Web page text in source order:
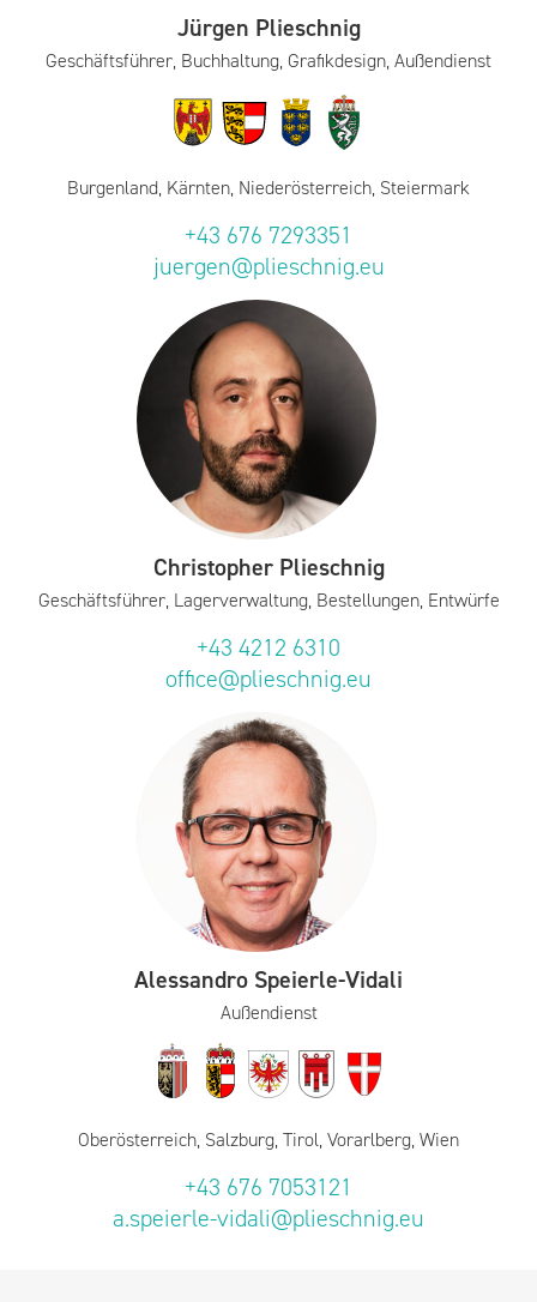
Jürgen Plieschnig
Geschäftsführer, Buchhaltung, Grafikdesign, Außendienst
Burgenland, Kärnten, Niederösterreich, Steiermark
+43 676 7293351
juergen@plieschnig.eu
Christopher Plieschnig
Geschäftsführer, Lagerverwaltung, Bestellungen, Entwürfe
+43 4212 6310
office@plieschnig.eu
Alessandro Speierle-Vidali
Außendienst
Oberösterreich, Salzburg, Tirol, Vorarlberg, Wien
+43 676 7053121
a.speierle-vidali@plieschnig.eu